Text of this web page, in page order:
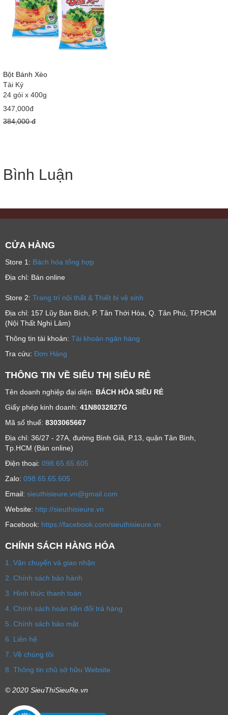
Bột Bánh Xèo
Tài Ký
24 gói x 400g
347,000đ
384,000 đ
Bình Luận
CỬA HÀNG
Store 1: Bách hóa tổng hợp
Địa chỉ: Bán online
Store 2: Trang trí nội thất & Thiết bị vệ sinh
Địa chỉ: 157 Lũy Bán Bích, P. Tân Thới Hòa, Q. Tân Phú, TP.HCM
(Nội Thất Nghi Lâm)
Thông tin tài khoản: Tài khoản ngân hàng
Tra cứu: Đơn Hàng
THÔNG TIN VỀ SIÊU THỊ SIÊU RẺ
Tên doanh nghiệp đại diện: BÁCH HÓA SIÊU RẺ
Giấy phép kinh doanh: 41N8032827G
Mã số thuế: 8303065667
Địa chỉ: 36/27 - 27A, đường Bình Giã, P.13, quận Tân Bình,
Tp.HCM (Bán online)
Ðiện thoại: 098.65.65.605
Zalo: 098.65.65.605
Email: sieuthisieure.vn@gmail.com
Website: http://sieuthisieure.vn
Facebook: https://facebook.com/sieuthisieure.vn
CHÍNH SÁCH HÀNG HÓA
1. Vận chuyển và giao nhận
2. Chính sách bảo hành
3. Hình thức thanh toán
4. Chính sách hoàn tiền đổi trả hàng
5. Chính sách bảo mật
6. Liên hệ
7. Về chúng tôi
8. Thông tin chủ sở hữu Website
© 2020 SieuThiSieuRe.vn